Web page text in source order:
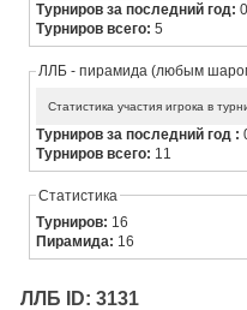
Турниров за последний год:0
Турниров всего:5
ЛЛБ - пирамида (любым
Статистика участия игрока в
Турниров за последний год :
Турниров всего: 11
Статистика
Турниров: 16
Пирамида: 16
ЛЛБ ID: 3131